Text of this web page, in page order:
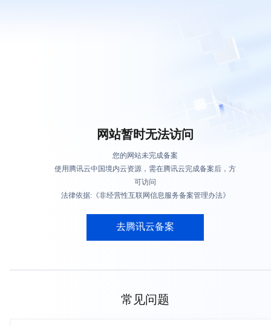
网站暂时无法访问
您的网站未完成备案
使用腾讯云中国境内云资源，需在腾讯云完成备案后，方
可访问
法律依据:《非经营性互联网信息服务备案管理办法》
去腾讯云备案
常见问题